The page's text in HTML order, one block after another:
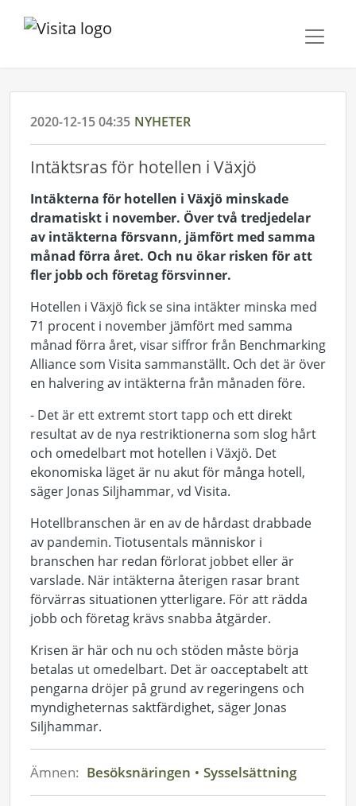
2020-12-15 04:35 NYHETER
Intäktsras för hotellen i Växjö
Intäkterna för hotellen i Växjö minskade
dramatiskt i november. Över två tredjedelar
av intäkterna försvann, jämfört med samma
månad förra året. Och nu ökar risken för att
fler jobb och företag försvinner.
Hotellen i Växjö fick se sina intäkter minska med
71 procent i november jämfört med samma
månad förra året, visar siffror från Benchmarking
Alliance som Visita sammanställt. Och det är över
en halvering av intäkterna från månaden före.
- Det är ett extremt stort tapp och ett direkt
resultat av de nya restriktionerna som slog hårt
och omedelbart mot hotellen i Växjö. Det
ekonomiska läget är nu akut för många hotell,
säger Jonas Siljhammar, vd Visita.
Hotellbranschen är en av de hårdast drabbade
av pandemin. Tiotusentals människor i
branschen har redan förlorat jobbet eller är
varslade. När intäkterna återigen rasar brant
förvärras situationen ytterligare. För att rädda
jobb och företag krävs snabba åtgärder.
Krisen är här och nu och stöden måste börja
betalas ut omedelbart. Det är oacceptabelt att
pengarna dröjer på grund av regeringens och
myndigheternas saktfärdighet, säger Jonas
Siljhammar.
Ämnen: Besöksnäringen Sysselsättning